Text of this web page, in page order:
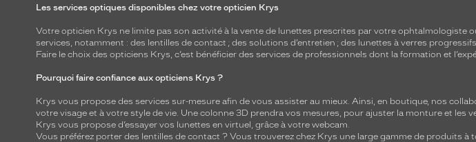
Les services optiques disponibles chez votre opticien Krys
Votre opticien Krys ne limite pas son activité à la vente de lunettes prescrites par votre ophtalmologiste
services, notamment : des lentilles de contact ; des solutions d’entretien ; des lunettes à verres
Faire le choix des opticiens Krys, c’est bénéficier des services de professionnels dont la formation et
Pourquoi faire confiance aux opticiens Krys ?
Krys vous propose des services sur-mesure afin de vous assister au mieux. Ainsi, en boutique, nos
votre visage et à votre style de vie. Une colonne 3D prendra vos mesures, pour ajuster la monture et les
Krys vous propose d’essayer vos lunettes en virtuel, grâce à votre webcam.
Vous préférez porter des lentilles de contact ? Vous trouverez chez Krys une large gamme de produits